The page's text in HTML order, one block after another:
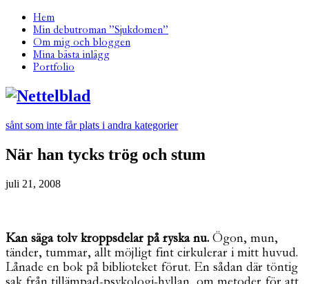
Hem
Min debutroman ”Sjukdomen”
Om mig och bloggen
Mina bästa inlägg
Portfolio
sånt som inte får plats i andra kategorier
När han tycks trög och stum
juli 21, 2008
Kan säga tolv kroppsdelar på ryska nu. Ögon, mun,
tänder, tummar, allt möjligt fint cirkulerar i mitt huvud.
Lånade en bok på biblioteket förut. En sådan där töntig